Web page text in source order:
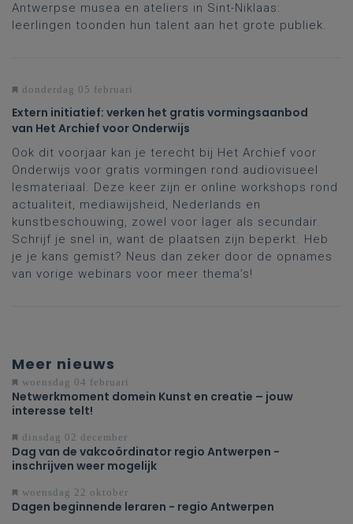
Antwerpse musea en ateliers in Sint-Niklaas:
leerlingen toonden hun talent aan het grote publiek.
donderdag 05 februari
Extern initiatief: verken het gratis vormingsaanbod
van Het Archief voor Onderwijs
Ook dit voorjaar kan je terecht bij Het Archief voor
Onderwijs voor gratis vormingen rond audiovisueel
lesmateriaal. Deze keer zijn er online workshops rond
actualiteit, mediawijsheid, Nederlands en
kunstbeschouwing, zowel voor lager als secundair.
Schrijf je snel in, want de plaatsen zijn beperkt. Heb
je je kans gemist? Neus dan zeker door de opnames
van vorige webinars voor meer thema’s!
Meer nieuws
woensdag 04 februari
Netwerkmoment domein Kunst en creatie – jouw
interesse telt!
dinsdag 02 december
Dag van de vakcoördinator regio Antwerpen -
inschrijven weer mogelijk
woensdag 22 oktober
Dagen beginnende leraren - regio Antwerpen